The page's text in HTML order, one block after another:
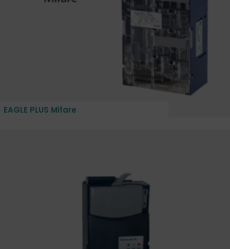
EAGLE PLUS Mifare